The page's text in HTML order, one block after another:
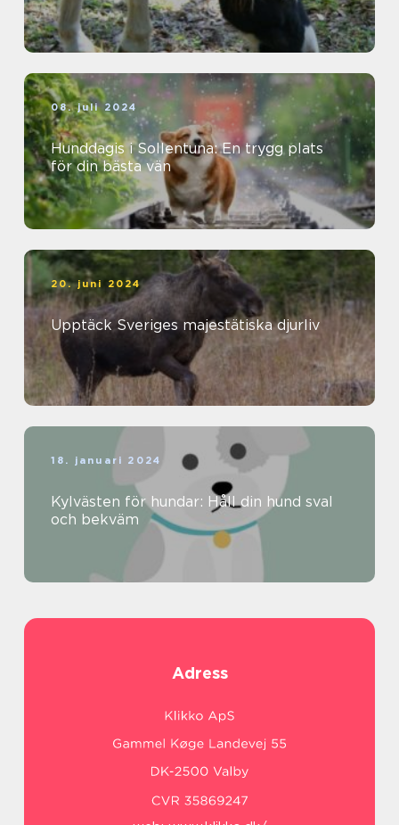
08. juli 2024
Hunddagis i Sollentuna: En trygg plats
för din bästa vän
20. juni 2024
Upptäck Sveriges majestätiska djurliv
18. januari 2024
Kylvästen för hundar: Håll din hund sval
och bekväm
Adress